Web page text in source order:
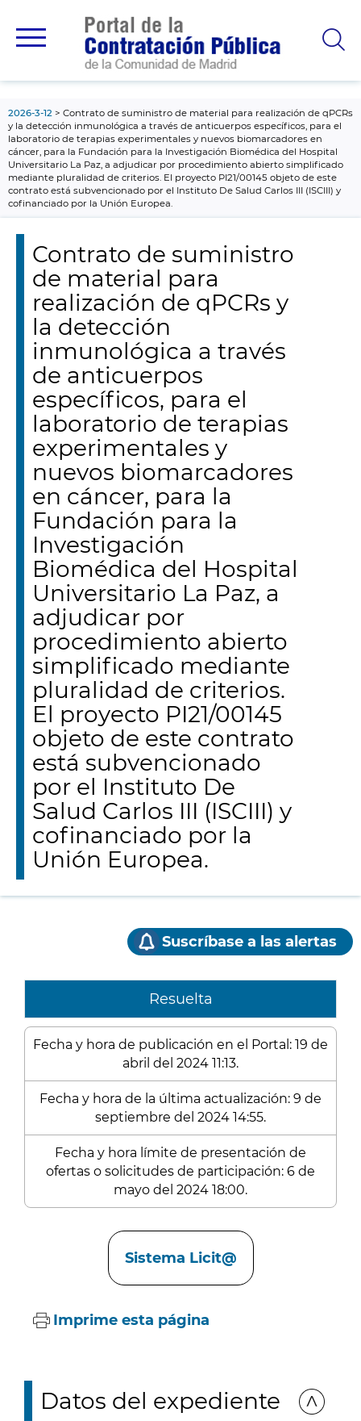
principal
2026-3-12
Contrato de suministro de material para realización de qPCRs
y la detección inmunológica a través de anticuerpos específicos, para el
laboratorio de terapias experimentales y nuevos biomarcadores en
cáncer, para la Fundación para la Investigación Biomédica del Hospital
Universitario La Paz, a adjudicar por procedimiento abierto simplificado
mediante pluralidad de criterios. El proyecto PI21/00145 objeto de este
contrato está subvencionado por el Instituto De Salud Carlos III (ISCIII) y
cofinanciado por la Unión Europea.
Contrato de suministro
de material para
realización de qPCRs y
la detección
inmunológica a través
de anticuerpos
específicos, para el
laboratorio de terapias
experimentales y
nuevos biomarcadores
en cáncer, para la
Fundación para la
Investigación
Biomédica del Hospital
Universitario La Paz, a
adjudicar por
procedimiento abierto
simplificado mediante
pluralidad de criterios.
El proyecto PI21/00145
objeto de este contrato
está subvencionado
por el Instituto De
Salud Carlos III (ISCIII) y
cofinanciado por la
Unión Europea.
Suscríbase a las alertas
Resuelta
Fecha y hora de publicación en el Portal: 19 de
abril del 2024 11:13.
Fecha y hora de la última actualización: 9 de
septiembre del 2024 14:55.
Fecha y hora límite de presentación de
ofertas o solicitudes de participación: 6 de
mayo del 2024 18:00.
Sistema Licit@
Imprime esta página
Datos del expediente